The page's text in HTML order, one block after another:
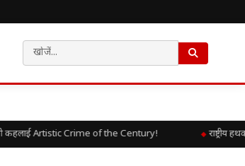
Artistic Crime of the Century! राष्ट्रीय